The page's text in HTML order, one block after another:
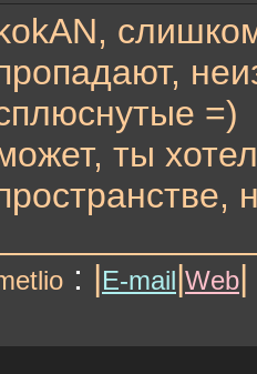
=)
ты
: |E-mail|Web|